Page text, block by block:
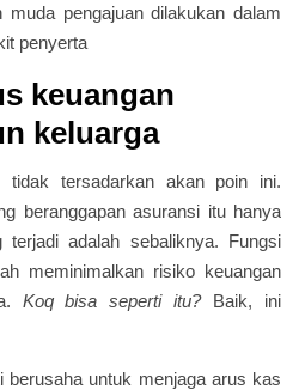
pengajuan dilakukan dalam
penyerta
keuangan
keluarga
tidak tersadarkan akan poin ini.
beranggapan asuransi itu hanya
terjadi adalah sebaliknya. Fungsi
meminimalkan risiko keuangan
Koq bisa seperti itu? Baik, ini
berusaha untuk menjaga arus kas